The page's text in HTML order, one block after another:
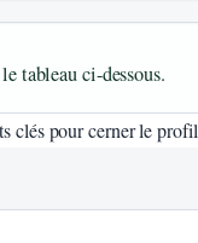
tableau ci-dessous.
clés pour cerner le